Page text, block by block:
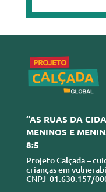
“AS RUAS DA
MENINOS E
8:5
Projeto Calçada –
crianças em
CNPJ 01.630.157/